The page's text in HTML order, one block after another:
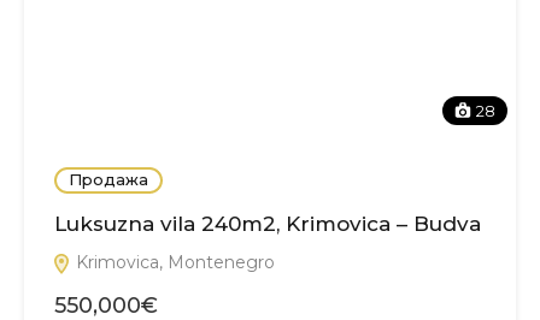
28
Продажа
Luksuzna vila 240m2, Krimovica – Budva
Krimovica, Montenegro
550,000€